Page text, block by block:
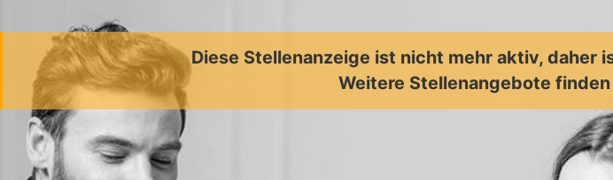
Diese Stellenanzeige ist nicht mehr aktiv, daher
Weitere Stellenangebote finden